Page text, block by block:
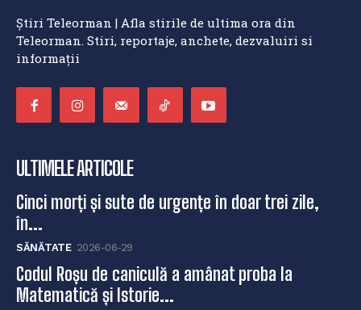
Știri Teleorman | Afla stirile de ultima ora din
Teleorman. Stiri, reportaje, anchete, dezvaluiri si
informații
ULTIMELE ARTICOLE
Cinci morți și sute de urgențe în doar trei zile,
în...
SĂNĂTATE 2026-06-29
Codul Roșu de caniculă a amânat proba la
Matematică și Istorie...